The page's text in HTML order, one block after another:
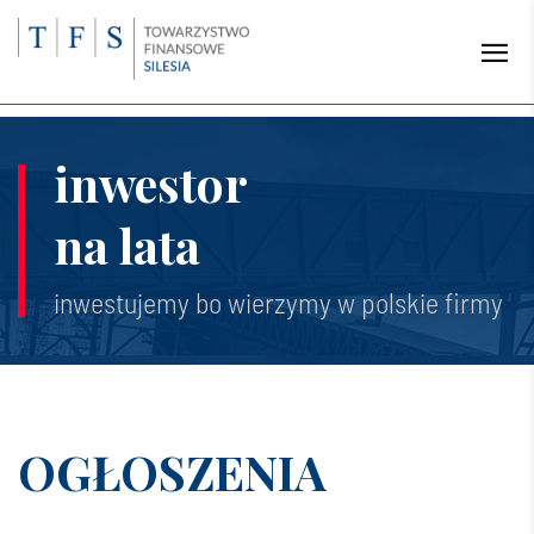
inwestor
na lata
inwestujemy bo wierzymy w polskie firmy
OGŁOSZENIA